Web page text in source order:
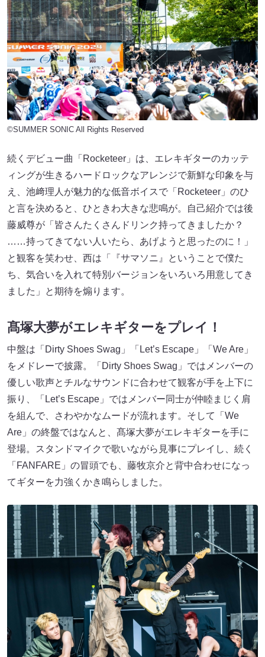
©SUMMER SONIC All Rights Reserved
続くデビュー曲「Rocketeer」は、エレキギターのカッテ
ィングが生きるハードロックなアレンジで新鮮な印象を与
え、池﨑理人が魅力的な低音ボイスで「Rocketeer」のひ
と言を決めると、ひときわ大きな悲鳴が。自己紹介では後
藤威尊が「皆さんたくさんドリンク持ってきましたか？
……持ってきてない人いたら、あげようと思ったのに！」
と観客を笑わせ、西は「『サマソニ』ということで僕た
ち、気合いを入れて特別バージョンをいろいろ用意してき
ました」と期待を煽ります。
髙塚大夢がエレキギターをプレイ！
中盤は「Dirty Shoes Swag」「Let’s Escape」「We Are」
をメドレーで披露。「Dirty Shoes Swag」ではメンバーの
優しい歌声とチルなサウンドに合わせて観客が手を上下に
振り、「Let’s Escape」ではメンバー同士が仲睦まじく肩
を組んで、さわやかなムードが流れます。そして「We
Are」の終盤ではなんと、髙塚大夢がエレキギターを手に
登場。スタンドマイクで歌いながら見事にプレイし、続く
「FANFARE」の冒頭でも、藤牧京介と背中合わせになっ
てギターを力強くかき鳴らしました。